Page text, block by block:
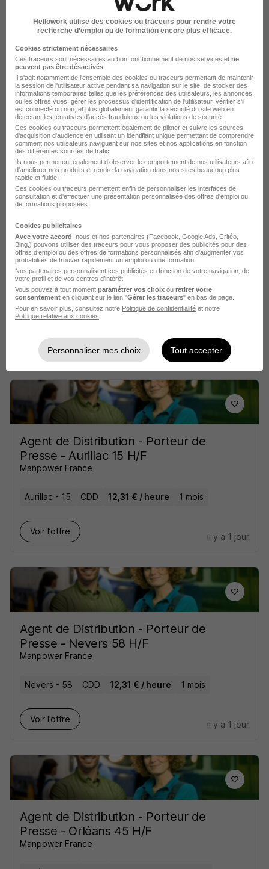
Stage Journaliste Rédaction Web Sud
Radio- Stage -Paris H/F
Fiducial
Boulogne-Billancourt - 92 Stage 4 mois
Voir l’offre
il y a 1 jour
Alternance Social Media Manager -
Bac+2 - 3 H/F
NEXA Digital School
Lille - 59 Alternance
800 - 1 823,03 € / mois
24 mois
Voir l’offre
il y a 1 jour
Agent de Distribution - Porteur de
Presse - Aurillac 15 H/F
Manpower France
Aurillac - 15 CDD 12,31 € / heure 1 mois
Voir l’offre
il y a 1 jour
Agent de Distribution - Porteur de
Presse - Nevers 58 H/F
Manpower France
Nevers - 58 CDD 12,31 € / heure 1 mois
Voir l’offre
il y a 1 jour
Agent de Distribution - Porteur de
Presse - Orléans 45 H/F
Manpower France
Hellowork utilise des cookies ou traceurs pour rendre votre
recherche d’emploi ou de formation encore plus efficace.
Cookies strictement nécessaires
Ces traceurs sont nécessaires au bon fonctionnement de nos services et ne
peuvent pas être désactivés
Il s'agit notamment de l'ensemble des cookies ou traceurs permettant de maintenir
la session de l'utilisateur active pendant sa navigation sur le site, de stocker des
informations temporaires telles que les préférences des utilisateurs, les annonces
ou les offres vues, gérer les processus d'identification de l'utilisateur, vérifier s'il
est connecté ou non, et plus globalement garantir la sécurité du site web en
détectant les tentatives d'accès frauduleux ou les violations de sécurité.
Ces cookies ou traceurs permettent également de piloter et suivre les sources
d'acquisition d'audience en utilisant un identifiant unique permettant de comprendre
comment nos utilisateurs naviguent sur nos sites et nos applications en fonction
des différentes sources de trafic.
Ils nous permettent également d’observer le comportement de nos utilisateurs afin
d'améliorer nos produits et rendre la navigation dans nos sites beaucoup plus
rapide et fluide.
Ces cookies ou traceurs permettent enfin de personnaliser les interfaces de
consultation et d'effectuer une présentation personnalisée des offres d'emploi ou
de formations proposées.
Cookies publicitaires
Avec votre accord , nous et nos partenaires (Facebook, Google Ads , Critéo,
Bing,) pouvons utiliser des traceurs pour vous proposer des publicités pour des
offres d’emploi ou des offres de formations personnalisés afin d’augmenter vos
probabilités de trouver rapidement un emploi ou une formation.
Nos partenaires personnalisent ces publicités en fonction de votre navigation, de
votre profil et de vos centres d’intérêt.
Vous pouvez à tout moment paramétrer vos choix ou retirer votre
consentement en cliquant sur le lien "Gérer les traceurs" en bas de page.
Pour en savoir plus, consultez notre Politique de confidentialité et notre
Politique relative aux cookies
Personnaliser mes choix Tout accepter